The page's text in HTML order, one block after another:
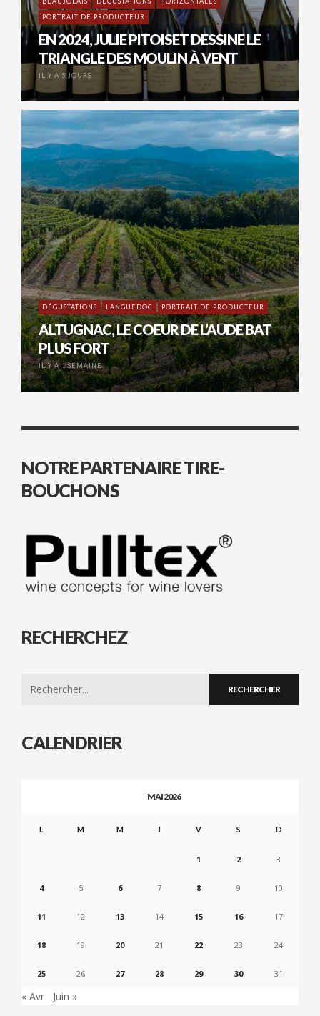
PORTRAIT DE PRODUCTEUR
EN 2024, JULIE PITOISET DESSINE LE
TRIANGLE DES MOULIN À VENT
IL Y A 5 JOURS
DÉGUSTATIONS LANGUEDOC PORTRAIT DE PRODUCTEUR
ALTUGNAC, LE COEUR DE L’AUDE BAT
PLUS FORT
IL Y A 1 SEMAINE
NOTRE PARTENAIRE TIRE-
BOUCHONS
RECHERCHEZ
CALENDRIER
MAI 2026
L M M J V S D
1 2 3
4 5 6 7 8 9 10
11 12 13 14 15 16 17
18 19 20 21 22 23 24
25 26 27 28 29 30 31
« Avr Juin »